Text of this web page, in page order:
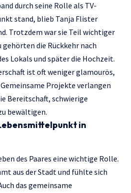
durch seine Rolle als TV-
stand, blieb Tanja Flister
Trotzdem war sie Teil wichtiger
die Rückkehr nach
Lokals und später die Hochzeit.
ist oft weniger glamourös,
Projekte verlangen
Bereitschaft, schwierige
bewältigen.
in
des Paares eine wichtige Rolle.
aus der Stadt und fühlte sich
das gemeinsame